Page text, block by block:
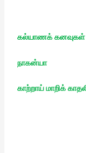
கல்யாணக் கனவுகள்
நாகன்யா
காற்றாய் மாறிக்